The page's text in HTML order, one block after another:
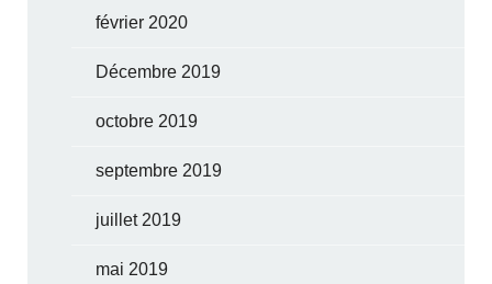
février 2020
Décembre 2019
octobre 2019
septembre 2019
juillet 2019
mai 2019